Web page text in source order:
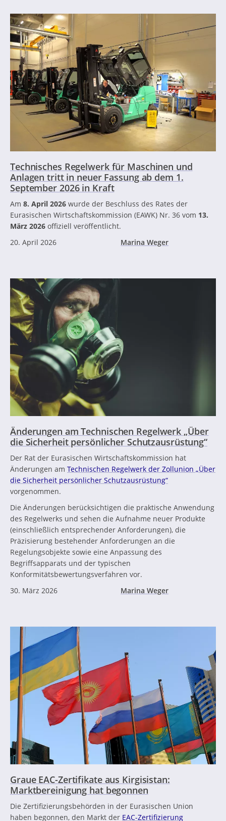
Technisches Regelwerk für Maschinen und
Anlagen tritt in neuer Fassung ab dem 1.
September 2026 in Kraft
Am 8. April 2026 wurde der Beschluss des Rates der
Eurasischen Wirtschaftskommission (EAWK) Nr. 36 vom 13.
März 2026 offiziell veröffentlicht.
20. April 2026
Marina Weger
Änderungen am Technischen Regelwerk „Über
die Sicherheit persönlicher Schutzausrüstung“
Der Rat der Eurasischen Wirtschaftskommission hat
Änderungen am Technischen Regelwerk der Zollunion „Über
die Sicherheit persönlicher Schutzausrüstung“
vorgenommen.
Die Änderungen berücksichtigen die praktische Anwendung
des Regelwerks und sehen die Aufnahme neuer Produkte
(einschließlich entsprechender Anforderungen), die
Präzisierung bestehender Anforderungen an die
Regelungsobjekte sowie eine Anpassung des
Begriffsapparats und der typischen
Konformitätsbewertungsverfahren vor.
30. März 2026
Marina Weger
Graue EAC-Zertifikate aus Kirgisistan:
Marktbereinigung hat begonnen
Die Zertifizierungsbehörden in der Eurasischen Union
haben begonnen, den Markt der EAC-Zertifizierung